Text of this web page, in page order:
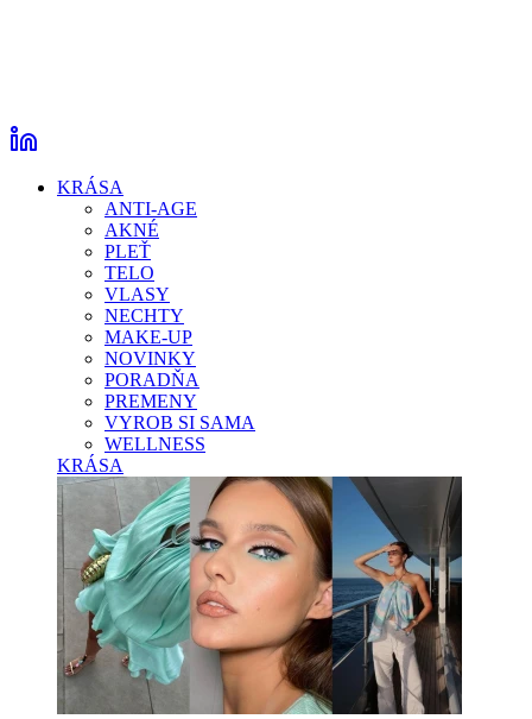
KRÁSA
ANTI-AGE
AKNÉ
PLEŤ
TELO
VLASY
NECHTY
MAKE-UP
NOVINKY
PORADŇA
PREMENY
VYROB SI SAMA
WELLNESS
KRÁSA